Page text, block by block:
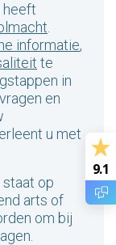
heeft
informatie,
te
in
en
u met
op
arts of
om bij
9.1